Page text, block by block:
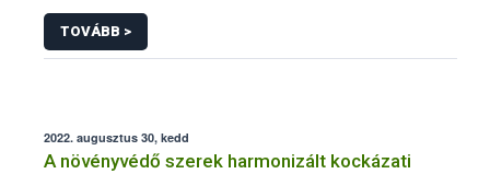
TOVÁBB >
2022. augusztus 30, kedd
A növényvédő szerek harmonizált kockázati